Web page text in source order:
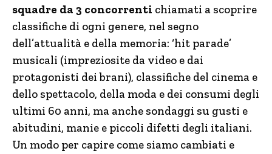
squadre da 3 concorrenti chiamati a scoprire
classifiche di ogni genere, nel segno
dell’attualità e della memoria: ‘hit parade’
musicali (impreziosite da video e dai
protagonisti dei brani), classifiche del cinema e
dello spettacolo, della moda e dei consumi degli
ultimi 60 anni, ma anche sondaggi su gusti e
abitudini, manie e piccoli difetti degli italiani.
Un modo per capire come siamo cambiati e